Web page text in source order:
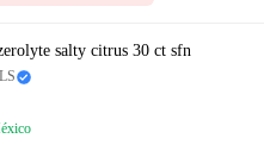
salty citrus 30 ct sfn